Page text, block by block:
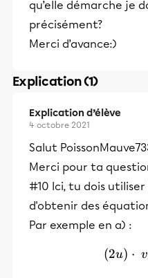
qu’elle démarche je
précisément?
Merci d’avance:)
Explication (1)
Explication d’élève
4 octobre 2021
Salut
Merci pour ta
#10 Ici, tu dois
d'obtenir des
Par exemple en a) :
(2u) ⋅ v